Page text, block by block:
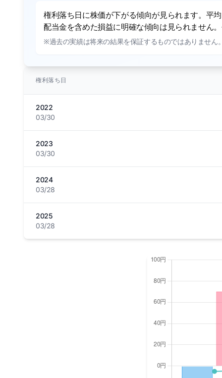
権利落ち日に株価が下がる傾向が見られます。平
配当金を含めた損益に明確な傾向は見られません
※過去の実績は将来の結果を保証するものではありません
権利落ち日
2022
03/30
2023
03/30
2024
03/28
2025
03/28